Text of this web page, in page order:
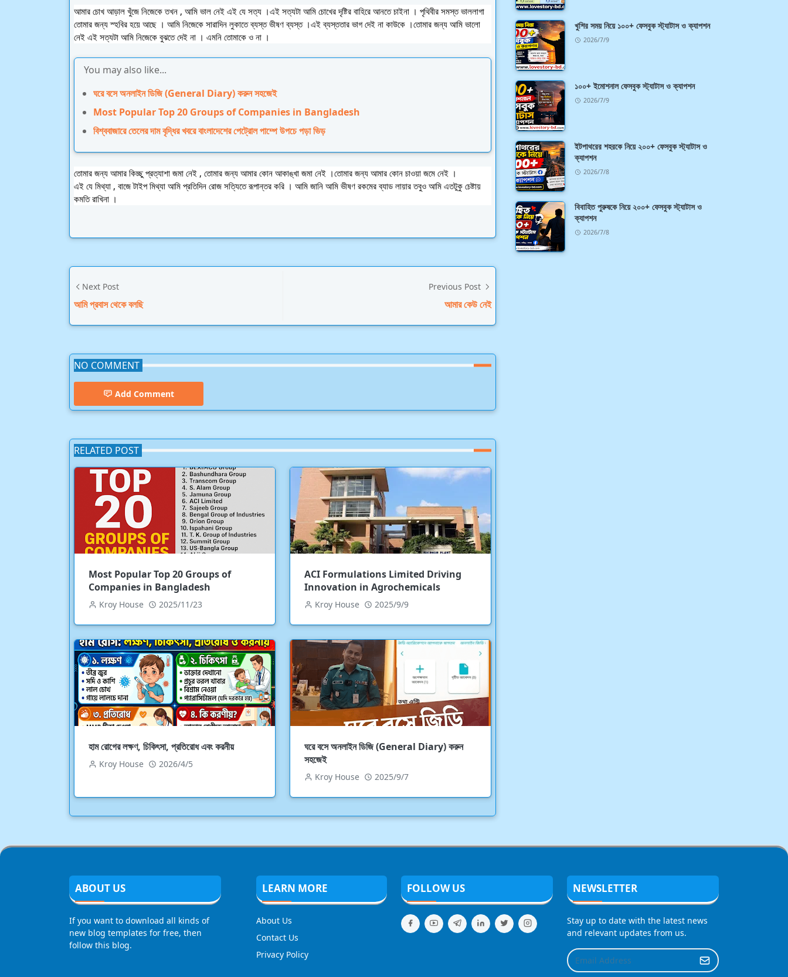
আমার চোখ আড়াল খুঁজে নিজেকে তখন , আমি ভাল নেই এই যে সত্য ।এই সত্যটা আমি চোখের দৃষ্টির বাহিরে আনতে চাইনা । পৃথিবীর সমস্ত ভাললাগা
তোমার জন্য স্হবির হয়ে আছে । আমি নিজেকে সারাদিন লুকাতে ব্যস্ত ভীষণ ব্যস্ত ।এই ব্যস্ততার ভাগ দেই না কাউকে ।তোমার জন্য আমি ভালো
নেই এই সত্যটা আমি নিজেকে বুঝতে দেই না । এমনি তোমাকে ও না ।
You may also like...
ঘরে বসে অনলাইন ডিজি (General Diary) করুন সহজেই
Most Popular Top 20 Groups of Companies in Bangladesh
বিশ্ববাজারে তেলের দাম বৃদ্ধির খবরে বাংলাদেশের পেট্রোল পাম্পে উপচে পড়া ভিড়
তোমার জন্য আমার কিচ্ছু প্রত্যাশা জমা নেই , তোমার জন্য আমার কোন আকাঙ্খা জমা নেই ।তোমার জন্য আমার কোন চাওয়া জমে নেই ।
এই যে মিথ্যা , বাজে টাইপ মিথ্যা আমি প্রতিদিন রোজ সত্যিতে রূপান্তর করি । আমি জানি আমি ভীষণ রকমের ব্যাড লায়ার তবুও আমি এতটুকু চেষ্টায়
কমতি রাখিনা ।
Next Post
আমি প্রবাস থেকে বলছি
Previous Post
আমার কেউ নেই
NO COMMENT
Add Comment
RELATED POST
Most Popular Top 20 Groups of
Companies in Bangladesh
Kroy House 2025/11/23
ACI Formulations Limited Driving
Innovation in Agrochemicals
Kroy House 2025/9/9
হাম রোগের লক্ষণ, চিকিৎসা, প্রতিরোধ এবং করনীয়
Kroy House 2026/4/5
ঘরে বসে অনলাইন ডিজি (General Diary) করুন
সহজেই
Kroy House 2025/9/7
খুশির সময় নিয়ে ১০০+ ফেসবুক স্ট্যাটাস ও ক্যাপশন
2026/7/9
১০০+ ইমোশনাল ফেসবুক স্ট্যাটাস ও ক্যাপশন
2026/7/9
ইটপাথরের শহরকে নিয়ে ২০০+ ফেসবুক স্ট্যাটাস ও
ক্যাপশন
2026/7/8
বিবাহিত পুরুষকে নিয়ে ২০০+ ফেসবুক স্ট্যাটাস ও
ক্যাপশন
2026/7/8
ABOUT US
If you want to download all kinds of
new blog templates for free, then
follow this blog.
LEARN MORE
About Us
Contact Us
Privacy Policy
FOLLOW US NEWSLETTER
Stay up to date with the latest news
and relevant updates from us.